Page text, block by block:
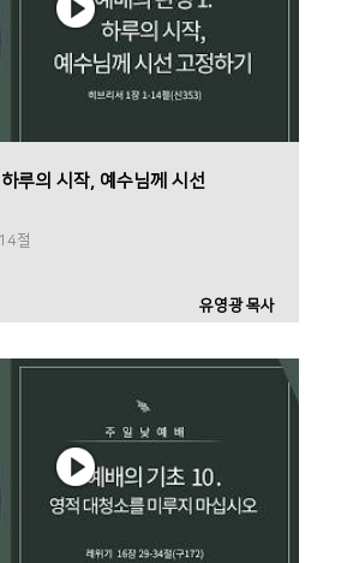
루의 시작, 예수님께 시선
절
유영광 목사